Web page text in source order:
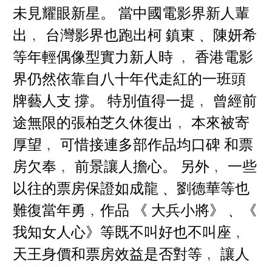
未見耀眼新星。 當中國電影界新人輩
出﹐ 台灣影界也跑出柯 鎮東﹑ 陳妍希
等年輕偶像型實力新人時 ﹐ 香港電影
界仍然依靠自八十年代走紅的一班頭
牌藝人支 撐。 特別值得一提﹐ 曾經前
途無限的張柏芝久休復出﹐ 本來被寄
厚望﹐ 可惜接連多部作品均口碑 和票
房欠奉﹐ 前景讓人擔心。 另外﹐ 一些
以往的票房保證如成龍﹑ 劉德華等也
難復當年勇﹐作品 《 大兵小將》﹑ 《
我知女人心》等既不叫好也不叫座﹐
天王身價和票房效益是否對等﹐ 讓人